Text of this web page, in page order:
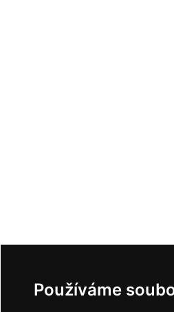
Používáme